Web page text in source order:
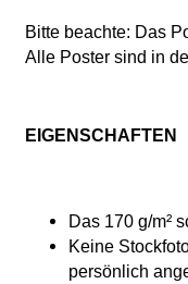
Bitte beachte: Das
Alle Poster sind in
EIGENSCHAFTEN
Das 170 g/m²
Keine
persönlich